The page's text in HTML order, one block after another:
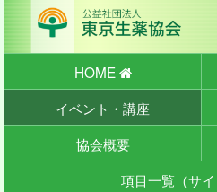
HOME
イベント・講座
協会概要
項目一覧（サイ